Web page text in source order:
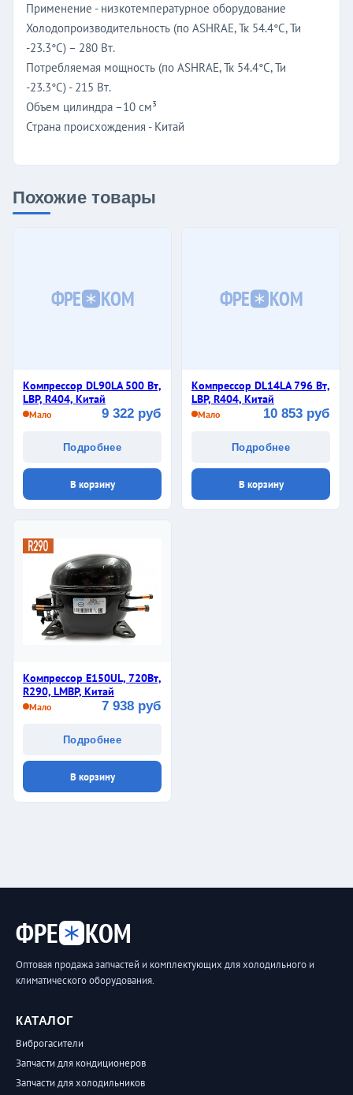
Применение - низкотемпературное оборудование
Холодопроизводительность (по ASHRAE, Тк 54.4°C, Ти
-23.3°C) – 280 Вт.
Потребляемая мощность (по ASHRAE, Тк 54.4°C, Ти
-23.3°C) - 215 Вт.
Объем цилиндра –10 см³
Страна происхождения - Китай
Похожие товары
ФРЕ КОМ
Компрессор DL90LA 500 Вт,
LBP, R404, Китай
Мало 9 322 руб
Подробнее
В корзину
ФРЕ КОМ
Компрессор DL14LA 796 Вт,
LBP, R404, Китай
Мало 10 853 руб
Подробнее
В корзину
Компрессор E150UL, 720Вт,
R290, LMBP, Китай
Мало 7 938 руб
Подробнее
В корзину
ФРЕ КОМ
Оптовая продажа запчастей и комплектующих для холодильного и
климатического оборудования.
КАТАЛОГ
Виброгасители
Запчасти для кондиционеров
Запчасти для холодильников